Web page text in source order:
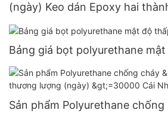
(ngày) Keo dán Epoxy hai
- Shuode
Bảng giá bọt polyurethane
Sản phẩm Polyurethane